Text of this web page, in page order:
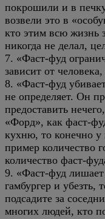
покрошили и в
возвели это в
кто этим всю жизнь
никогда не делал,
7. «Фаст-фуд
зависит от
8. «Фаст-фуд
не определяет. Он
предоставить
«Форд», как фаст-
кухню, то конечно
пример количество
количество фаст-
9. «Фаст-фуд
гамбургер и убезть,
подсадите за
многих людей, кто